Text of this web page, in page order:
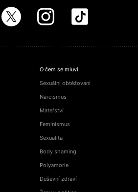
O čem se mluví
Sexuální obtěžování
Narcismus
Mateřství
Feminismus
Sexualita
Body shaming
Polyamorie
Duševní zdraví